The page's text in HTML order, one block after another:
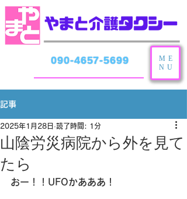
090-4657-5699
ME
NU
記事
山陰労災病院から外を見て
たら
2025年1月28日 読了時間: 1分
おー！！UFOかあああ！